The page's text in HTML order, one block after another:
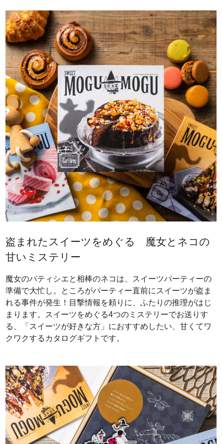
盗まれたスイーツをめぐる 魔女とネコの
甘いミステリー
魔女のパティシエと相棒のネコは、スイーツパーティーの
準備で大忙し。ところがパーティー直前にスイーツが盗ま
れる事件が発生！目撃情報を頼りに、ふたりの推理がはじ
まります。スイーツをめぐる4つのミステリーでお送りす
る、「スイーツが好きな方」におすすめしたい、甘くてワ
クワクするカタログギフトです。